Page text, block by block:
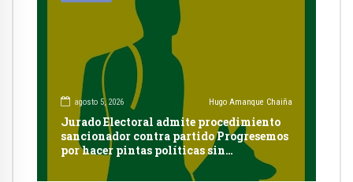
agosto 5, 2026 Hugo Amanque Chaiña
Jurado Electoral admite procedimiento
sancionador contra partido Progresemos
por hacer pintas políticas sin
autorización en Cayma